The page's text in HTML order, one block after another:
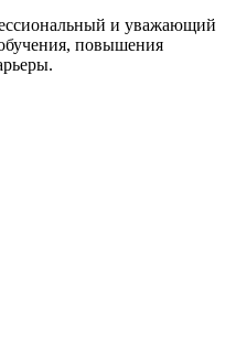
и уважающий
повышения